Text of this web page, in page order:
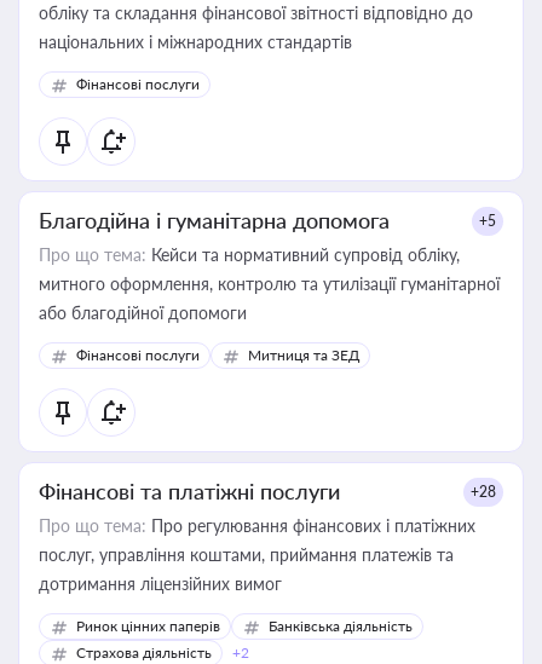
обліку та складання фінансової звітності відповідно до
національних і міжнародних стандартів
Фінансові послуги
Благодійна і гуманітарна допомога +5
Про що тема: Кейси та нормативний супровід обліку,
митного оформлення, контролю та утилізації гуманітарної
або благодійної допомоги
Фінансові послуги Митниця та ЗЕД
Фінансові та платіжні послуги +28
Про що тема: Про регулювання фінансових і платіжних
послуг, управління коштами, приймання платежів та
дотримання ліцензійних вимог
Ринок цінних паперів
Банківська діяльність
Страхова діяльність
+2